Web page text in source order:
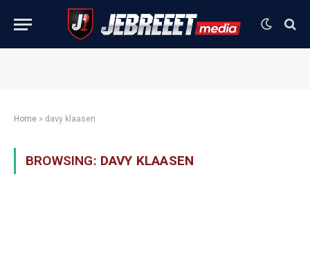
Home » davy klaasen
BROWSING: DAVY KLAASEN